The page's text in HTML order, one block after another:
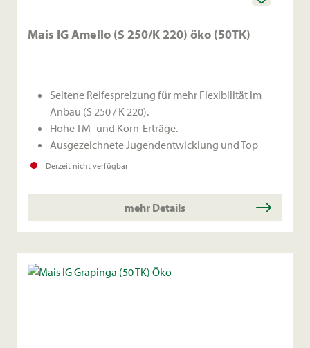
Mais IG Amello (S 250/K 220) öko (50TK)
Seltene Reifespreizung für mehr Flexibilität im
Anbau (S 250 / K 220).
Hohe TM- und Korn-Erträge.
Ausgezeichnete Jugendentwicklung und Top
Energieleistung pro ha.
Derzeit nicht verfügbar
mehr Details